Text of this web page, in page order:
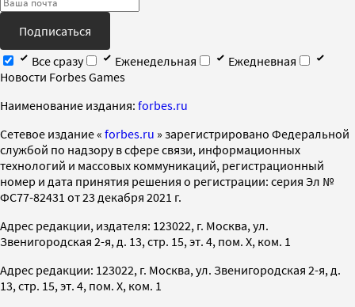
Подписаться
Все сразу
Еженедельная
Ежедневная
Новости Forbes Games
Наименование издания: forbes.ru
Cетевое издание « forbes.ru » зарегистрировано Федеральной
службой по надзору в сфере связи, информационных
технологий и массовых коммуникаций, регистрационный
номер и дата принятия решения о регистрации: серия Эл №
ФС77-82431 от 23 декабря 2021 г.
Адрес редакции, издателя: 123022, г. Москва, ул.
Звенигородская 2-я, д. 13, стр. 15, эт. 4, пом. X, ком. 1
Адрес редакции: 123022, г. Москва, ул. Звенигородская 2-я, д.
13, стр. 15, эт. 4, пом. X, ком. 1